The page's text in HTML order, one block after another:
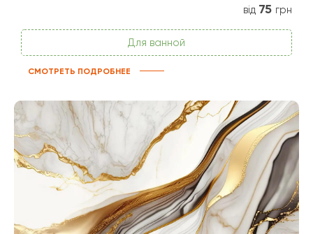
від 75 грн
Для ванной
СМОТРЕТЬ ПОДРОБНЕЕ